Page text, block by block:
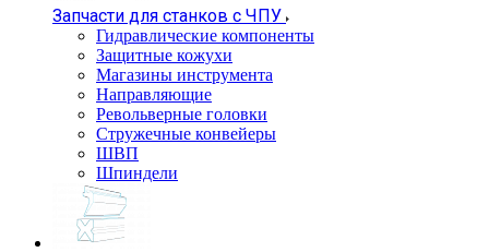
Запчасти для станков с ЧПУ
Гидравлические компоненты
Защитные кожухи
Магазины инструмента
Направляющие
Револьверные головки
Стружечные конвейеры
ШВП
Шпиндели